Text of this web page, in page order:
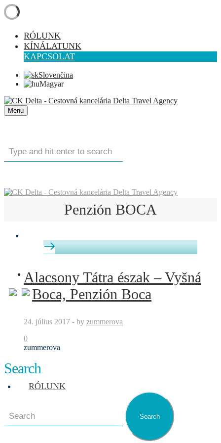
RÓLUNK
KÍNÁLATUNK
KAPCSOLAT
Slovenčina
Magyar
Menu
RÓLUNK
Penzión BOCA
Alacsony Tátra észak – Vyšná
Boca, Penzión Boca
24. július 2017 - by zummerova
0
zummerova
Search